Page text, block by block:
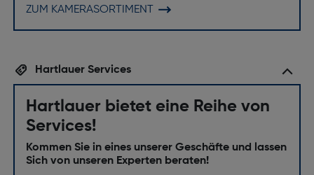
ZUM KAMERASORTIMENT
Hartlauer Services
Hartlauer bietet eine Reihe von
Services!
Kommen Sie in eines unserer Geschäfte und lassen
Sich von unseren Experten beraten!